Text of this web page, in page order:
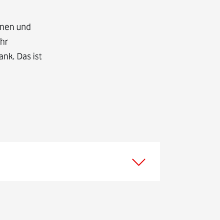
und
Das ist